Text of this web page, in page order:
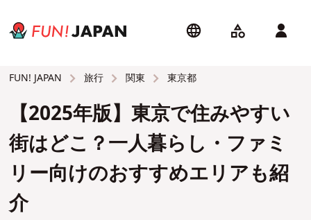
FUN! JAPAN 旅行 関東 東京都
【2025年版】東京で住みやすい
街はどこ？一人暮らし・ファミ
リー向けのおすすめエリアも紹
介